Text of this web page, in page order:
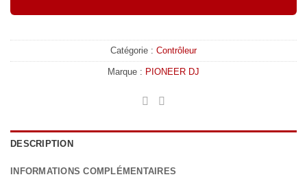
Catégorie : Contrôleur
Marque : PIONEER DJ
DESCRIPTION
INFORMATIONS COMPLÉMENTAIRES